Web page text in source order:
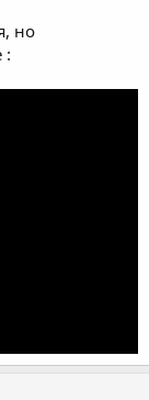
но
: